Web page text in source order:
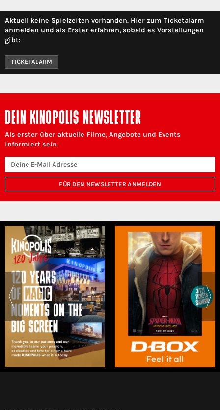
Aktuell keine Spielzeiten vorhanden. Hier zum Ticketalarm
anmelden und als Erster erfahren, sobald es Vorstellungen
gibt:
TICKETALARM
DEIN KINOPOLIS NEWSLETTER
Als erster über aktuelle Filme, Angebote und Events
informiert sein.
FÜR DEN NEWSLETTER ANMELDEN